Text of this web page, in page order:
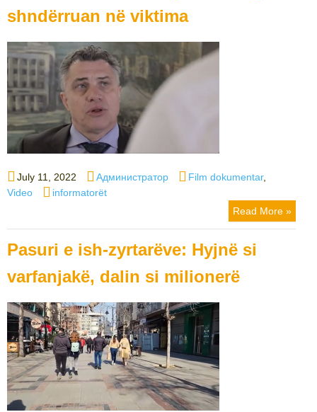
shndërruan në viktima
Posted
on
July 11, 2022 Author
Администратор Categories
Film dokumentar,
Video
Tags
informatorët
Read More »
Pasuri e ish-zyrtarëve: Hyjnë si
varfanjakë, dalin si milionerë